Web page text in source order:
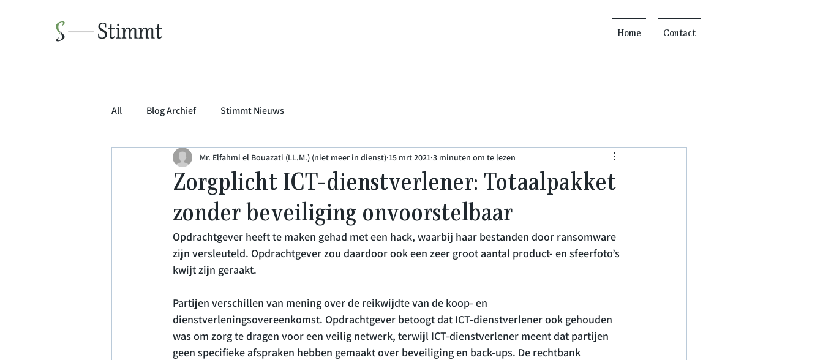
Home Contact
All Blog Archief Stimmt Nieuws
Zorgplicht ICT-dienstverlener: Totaalpakket
zonder beveiliging onvoorstelbaar
Mr. Elfahmi el Bouazati (LL.M.) (niet meer in dienst) 15 mrt 2021 3 minuten om te lezen
Opdrachtgever heeft te maken gehad met een hack, waarbij haar bestanden door ransomware
zijn versleuteld. Opdrachtgever zou daardoor ook een zeer groot aantal product- en sfeerfoto’s
kwijt zijn geraakt.
Partijen verschillen van mening over de reikwijdte van de koop- en
dienstverleningsovereenkomst. Opdrachtgever betoogt dat ICT-dienstverlener ook gehouden
was om zorg te dragen voor een veilig netwerk, terwijl ICT-dienstverlener meent dat partijen
geen specifieke afspraken hebben gemaakt over beveiliging en back-ups. De rechtbank